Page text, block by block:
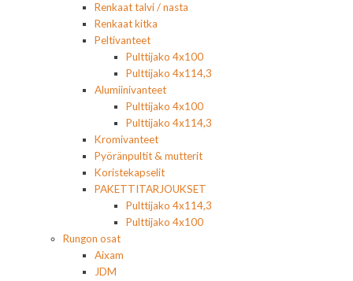
Renkaat talvi / nasta
Renkaat kitka
Peltivanteet
Pulttijako 4x100
Pulttijako 4x114,3
Alumiinivanteet
Pulttijako 4x100
Pulttijako 4x114,3
Kromivanteet
Pyöränpultit & mutterit
Koristekapselit
PAKETTITARJOUKSET
Pulttijako 4x114,3
Pulttijako 4x100
Rungon osat
Aixam
JDM